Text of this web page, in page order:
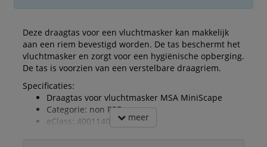
Deze draagtas voor een vluchtmasker kan makkelijk
aan een riem bevestigd worden. De tas beschermt het
vluchtmasker en zorgt voor een hygiënische opberging.
De tas is voorzien van een verstelbare draagriem.
Specificaties:
Draagtas voor vluchtmasker MSA MiniScape
Categorie: non PPE
eClass: 40011401
meer